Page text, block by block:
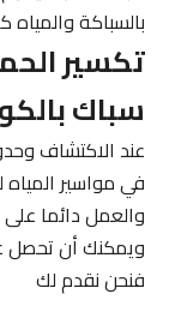
بالسباكة والمياه
تكسير
سباك
عند الاكتشاف
في مواسير المياه
والعمل دائما على
ويمكنك أن تحصل
فنحن نقدم لك